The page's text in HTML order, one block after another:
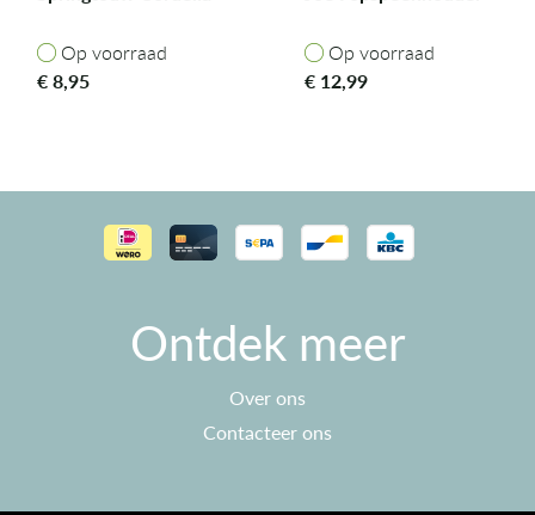
Op voorraad
Op voorraad
€8,95
Op voorraad
Op voorraad
€ 12,99
Ontdek meer
Over ons
Contacteer ons